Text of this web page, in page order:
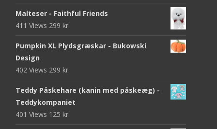
Malteser - Faithful Friends
411 Views 299 kr.
Pumpkin XL Plydsgræskar - Bukowski
Design
402 Views 299 kr.
Teddy Påskehare (kanin med påskeæg) -
Teddykompaniet
401 Views 125 kr.